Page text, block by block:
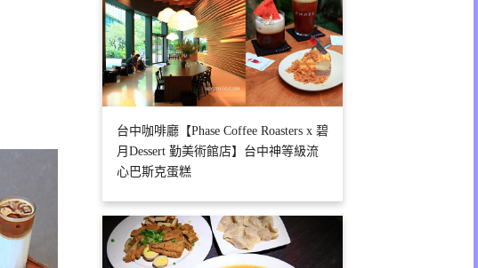
台中咖啡廳【Phase Coffee Roasters x 碧
月Dessert 勤美術館店】台中神等級流
心巴斯克蛋糕